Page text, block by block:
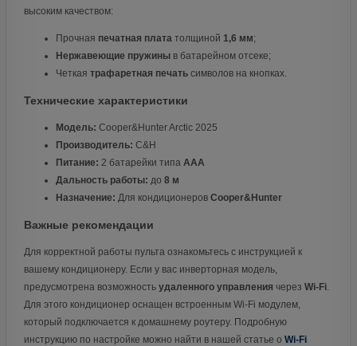
высоким качеством:
Прочная печатная плататолщиной 1,6 мм;
Нержавеющие пружиныв батарейном отсеке;
Четкая трафаретная печатьсимволов на кнопках.
Технические характеристики
Модель: Cooper&Hunter Arctic 2025
Производитель: C&H
Питание: 2 батарейки типа AAA
Дальность работы: до 8 м
Назначение: Для кондиционеров Cooper&Hunter
Важные рекомендации
Для корректной работы пульта ознакомьтесь с инструкцией к
вашему кондиционеру. Если у вас инверторная модель,
предусмотрена возможность удаленного управления через Wi-Fi.
Для этого кондиционер оснащен встроенным Wi-Fi модулем,
который подключается к домашнему роутеру. Подробную
инструкцию по настройке можно найти в нашей статье о Wi-Fi